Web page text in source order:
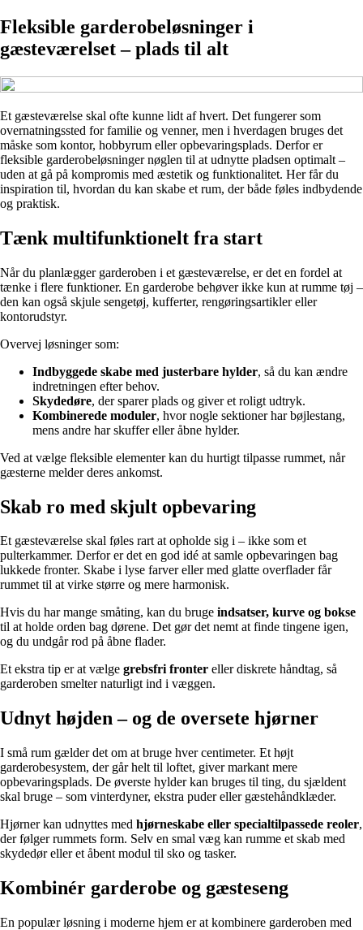
Fleksible garderobeløsninger i
gæsteværelset – plads til alt
Et gæsteværelse skal ofte kunne lidt af hvert. Det fungerer som
overnatningssted for familie og venner, men i hverdagen bruges det
måske som kontor, hobbyrum eller opbevaringsplads. Derfor er
fleksible garderobeløsninger nøglen til at udnytte pladsen optimalt –
uden at gå på kompromis med æstetik og funktionalitet. Her får du
inspiration til, hvordan du kan skabe et rum, der både føles indbydende
og praktisk.
Tænk multifunktionelt fra start
Når du planlægger garderoben i et gæsteværelse, er det en fordel at
tænke i flere funktioner. En garderobe behøver ikke kun at rumme tøj –
den kan også skjule sengetøj, kufferter, rengøringsartikler eller
kontorudstyr.
Overvej løsninger som:
Indbyggede skabe med justerbare hylder, så du kan ændre
indretningen efter behov.
Skydedøre, der sparer plads og giver et roligt udtryk.
Kombinerede moduler, hvor nogle sektioner har bøjlestang,
mens andre har skuffer eller åbne hylder.
Ved at vælge fleksible elementer kan du hurtigt tilpasse rummet, når
gæsterne melder deres ankomst.
Skab ro med skjult opbevaring
Et gæsteværelse skal føles rart at opholde sig i – ikke som et
pulterkammer. Derfor er det en god idé at samle opbevaringen bag
lukkede fronter. Skabe i lyse farver eller med glatte overflader får
rummet til at virke større og mere harmonisk.
Hvis du har mange småting, kan du bruge indsatser, kurve og bokse
til at holde orden bag dørene. Det gør det nemt at finde tingene igen,
og du undgår rod på åbne flader.
Et ekstra tip er at vælge grebsfri fronter eller diskrete håndtag, så
garderoben smelter naturligt ind i væggen.
Udnyt højden – og de oversete hjørner
I små rum gælder det om at bruge hver centimeter. Et højt
garderobesystem, der går helt til loftet, giver markant mere
opbevaringsplads. De øverste hylder kan bruges til ting, du sjældent
skal bruge – som vinterdyner, ekstra puder eller gæstehåndklæder.
Hjørner kan udnyttes med hjørneskabe eller specialtilpassede reoler,
der følger rummets form. Selv en smal væg kan rumme et skab med
skydedør eller et åbent modul til sko og tasker.
Kombinér garderobe og gæsteseng
En populær løsning i moderne hjem er at kombinere garderoben med